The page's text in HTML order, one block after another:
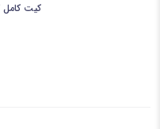
کیت کامل گلویی